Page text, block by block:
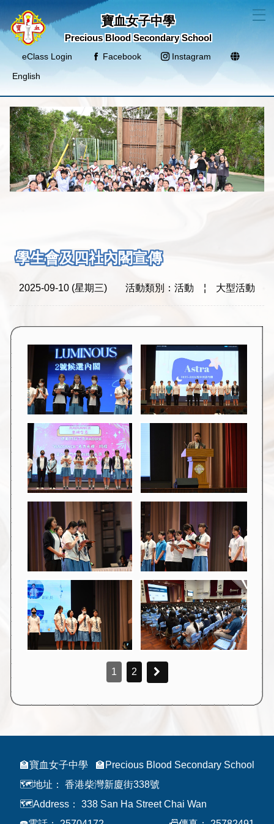
寶血女子中學
Precious Blood Secondary School
eClass Login Facebook
Instagram
English
學生會及四社內閣宣傳
2025-09-10 (星期三) 活動類別：活動 ¦ 大型活動
1 2
🏫寶血女子中學
🏫Precious Blood Secondary School
🗺️地址：
香港柴灣新廈街338號
🗺️Address：
338 San Ha Street Chai Wan